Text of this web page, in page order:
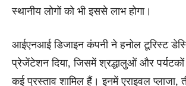
स्थानीय लोगों को भी इससे लाभ होगा।
आईएनआई डिजाइन कंपनी ने हनोल टूरिस्ट
प्रेजेंटेशन दिया, जिसमें श्रद्धालुओं और
कई प्रस्ताव शामिल हैं। इनमें एराइवल प्लाजा,